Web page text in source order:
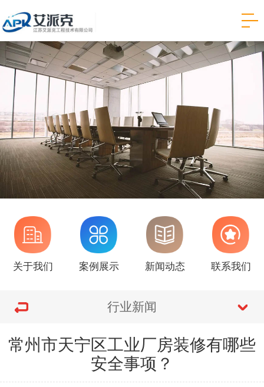
关于我们 案例展示 新闻动态 联系我们
行业新闻
常州市天宁区工业厂房装修有哪些
安全事项？